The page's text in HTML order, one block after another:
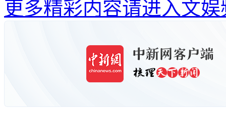
更多精彩内容请进入文娱